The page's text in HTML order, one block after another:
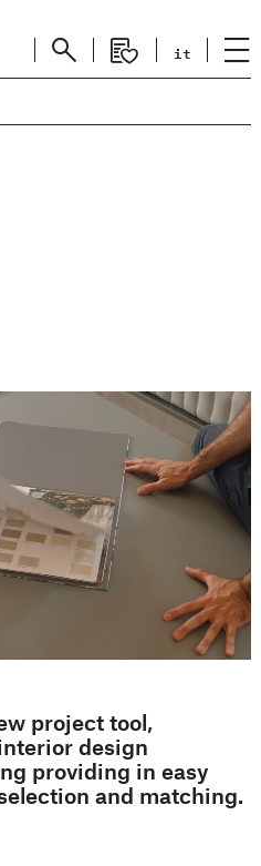
it
project tool,
design
providing in easy
and matching.